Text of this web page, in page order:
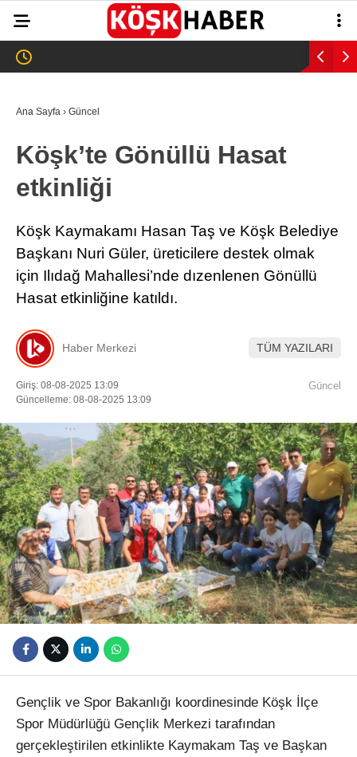
WhatsApp İhbar
Hattı
Facebook
Instagram
34.1°
ASAYİŞ
EĞİTİM
SAĞLIK
EKONOMİ
SPOR
Ana Sayfa › Güncel
Köşk’te Gönüllü Hasat
etkinliği
Köşk Kaymakamı Hasan Taş ve Köşk Belediye
Başkanı Nuri Güler, üreticilere destek olmak
için Ilıdağ Mahallesi’nde dızenlenen Gönüllü
Hasat etkinliğine katıldı.
Haber Merkezi TÜM YAZILARI
Giriş: 08-08-2025 13:09
Güncelleme: 08-08-2025 13:09
Güncel
Gençlik ve Spor Bakanlığı koordinesinde Köşk İlçe
Spor Müdürlüğü Gençlik Merkezi tarafından
gerçekleştirilen etkinlikte Kaymakam Taş ve Başkan